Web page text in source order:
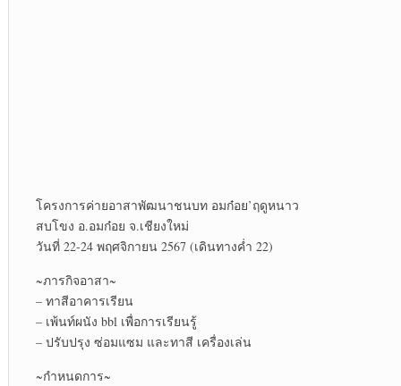
โครงการค่ายอาสาพัฒนา​ชนบท​ อมก๋อย​’ฤดูหนาว
สบโขง อ.อมก๋อย จ.เชียงใหม่
วันที่ 22-24 พฤศจิกายน​ 2567 (เดินทางค่ำ 22)
~ภารกิจ​อาสา~
– ทาสีอาคารเรียน
– เพ้นท์ผนัง​ bbl เพื่อการ​เรียนรู้​
– ปรับปรุง​ ซ่อมแซม​ และทาสี เครื่องเล่น
~กำหนดการ~